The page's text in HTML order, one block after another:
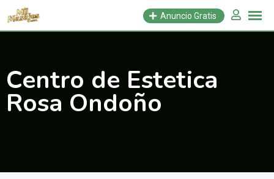
Saltar
Anuncio Gratis
Centro de Estetica
Rosa Ondoño